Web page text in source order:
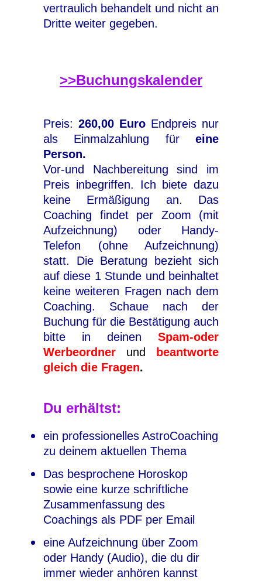
vertraulich behandelt und nicht an
Dritte weiter gegeben.
>>Buchungskalender
Preis: 260,00 Euro Endpreis nur
als Einmalzahlung für eine
Person.
Vor-und Nachbereitung sind im
Preis inbegriffen. Ich biete dazu
keine Ermäßigung an. Das
Coaching findet per Zoom (mit
Aufzeichnung) oder Handy-
Telefon (ohne Aufzeichnung)
statt. Die Beratung bezieht sich
auf diese 1 Stunde und beinhaltet
keine weiteren Fragen nach dem
Coaching. Schaue nach der
Buchung für die Bestätigung auch
bitte in deinen Spam-oder
Werbeordner und
beantworte
gleich die Fragen.
Du erhältst:
ein professionelles AstroCoaching
zu deinem aktuellen Thema
Das besprochene Horoskop
sowie eine kurze schriftliche
Zusammenfassung des
Coachings als PDF per Email
eine Aufzeichnung über Zoom
oder Handy (Audio), die du dir
immer wieder anhören kannst